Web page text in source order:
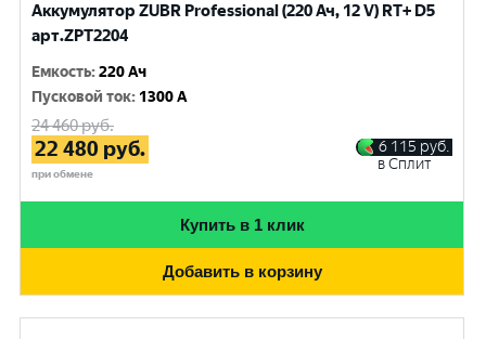
Аккумулятор ZUBR Professional (220 Ач, 12 V) RT+ D5
арт.ZPT2204
Емкость:220 Ач
Пусковой ток: 1300 A
24 460руб.
22 480 руб.
при обмене
6 115 руб.
в Сплит
Купить в 1 клик
Добавить в корзину